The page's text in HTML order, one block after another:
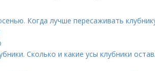
Когда лучше пересаживать
Сколько и какие усы клубники